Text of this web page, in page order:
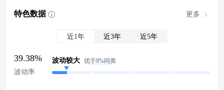
特色数据 更多
近1年 近3年 近5年
39.38%
波动率
波动较大 优于9%同类